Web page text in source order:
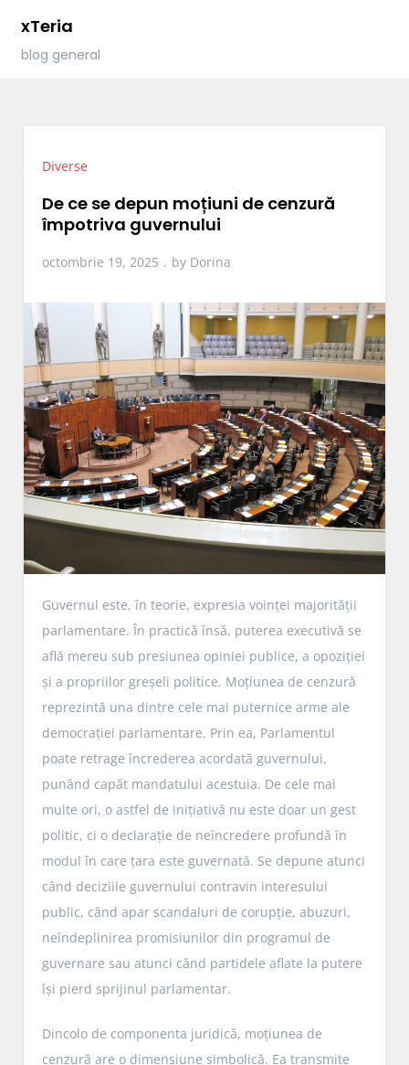
content
xTeria
blog general
Diverse
De ce se depun moțiuni de cenzură
împotriva guvernului
octombrie 19, 2025 by Dorina
Guvernul este, în teorie, expresia voinței majorității
parlamentare. În practică însă, puterea executivă se
află mereu sub presiunea opiniei publice, a opoziției
și a propriilor greșeli politice. Moțiunea de cenzură
reprezintă una dintre cele mai puternice arme ale
democrației parlamentare. Prin ea, Parlamentul
poate retrage încrederea acordată guvernului,
punând capăt mandatului acestuia. De cele mai
multe ori, o astfel de inițiativă nu este doar un gest
politic, ci o declarație de neîncredere profundă în
modul în care țara este guvernată. Se depune atunci
când deciziile guvernului contravin interesului
public, când apar scandaluri de corupție, abuzuri,
neîndeplinirea promisiunilor din programul de
guvernare sau atunci când partidele aflate la putere
își pierd sprijinul parlamentar.
Dincolo de componenta juridică, moțiunea de
cenzură are o dimensiune simbolică. Ea transmite